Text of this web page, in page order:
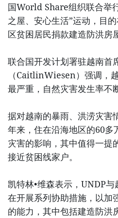
国World Share组织联合举
之屋、安心生活”运动，目
区贫困居民捐款建造防洪房
联合国开发计划署驻越南首
（CaitlinWiesen）强调，
最严重，自然灾害发生率不
据对越南的暴雨、洪涝灾害
年来，住在沿海地区的60多
灾害的影响，其中值得一提
接近贫困线家户。
凯特林•维森表示，UNDP
在开展系列协助措施，以加
的能力，其中包括建造防洪